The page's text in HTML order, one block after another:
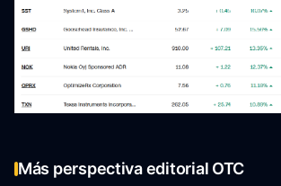
Más perspectiva editorial OTC